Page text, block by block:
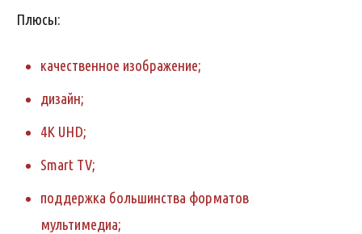
Плюсы:
качественное изображение;
дизайн;
4K UHD;
Smart TV;
поддержка большинства форматов
мультимедиа;